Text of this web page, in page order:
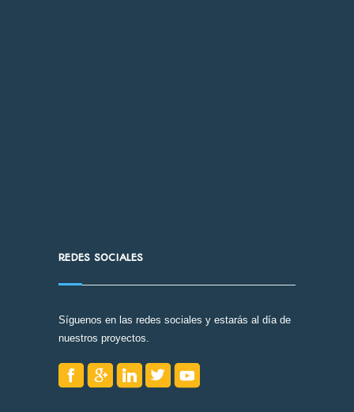
REDES SOCIALES
Síguenos en las redes sociales y estarás al día de
nuestros proyectos.